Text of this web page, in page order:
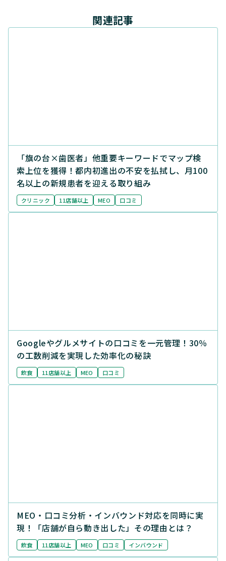
関連記事
「旗の台×歯医者」他重要キーワードでマップ検
索上位を獲得！都内初進出の不安を払拭し、月100
名以上の新規患者を迎える取り組み
クリニック 11店舗以上 MEO 口コミ
Googleやグルメサイトの口コミを一元管理！30％
の工数削減を実現した効率化の秘訣
飲食 11店舗以上 MEO 口コミ
MEO・口コミ分析・インバウンド対応を同時に実
現！「店舗が自ら動き出した」その理由とは？
飲食 11店舗以上 MEO 口コミ インバウンド